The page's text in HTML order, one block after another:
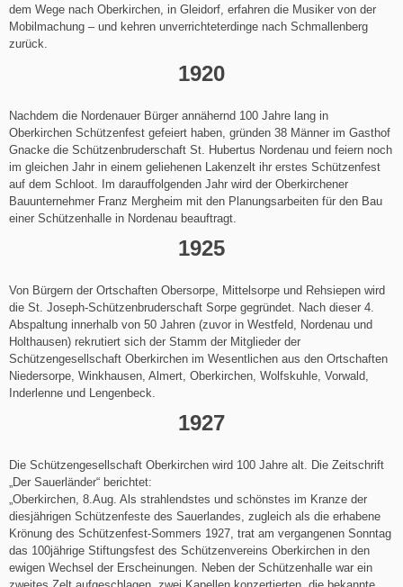
dem Wege nach Oberkirchen, in Gleidorf, erfahren die Musiker von der
Mobilmachung – und kehren unverrichteterdinge nach Schmallenberg
zurück.
1920
Nachdem die Nordenauer Bürger annähernd 100 Jahre lang in
Oberkirchen Schützenfest gefeiert haben, gründen 38 Männer im Gasthof
Gnacke die Schützenbruderschaft St. Hubertus Nordenau und feiern noch
im gleichen Jahr in einem geliehenen Lakenzelt ihr erstes Schützenfest
auf dem Schloot. Im darauffolgenden Jahr wird der Oberkirchener
Bauunternehmer Franz Mergheim mit den Planungsarbeiten für den Bau
einer Schützenhalle in Nordenau beauftragt.
1925
Von Bürgern der Ortschaften Obersorpe, Mittelsorpe und Rehsiepen wird
die St. Joseph-Schützenbruderschaft Sorpe gegründet. Nach dieser 4.
Abspaltung innerhalb von 50 Jahren (zuvor in Westfeld, Nordenau und
Holthausen) rekrutiert sich der Stamm der Mitglieder der
Schützengesellschaft Oberkirchen im Wesentlichen aus den Ortschaften
Niedersorpe, Winkhausen, Almert, Oberkirchen, Wolfskuhle, Vorwald,
Inderlenne und Lengenbeck.
1927
Die Schützengesellschaft Oberkirchen wird 100 Jahre alt. Die Zeitschrift
„Der Sauerländer“ berichtet:
„Oberkirchen, 8.Aug. Als strahlendstes und schönstes im Kranze der
diesjährigen Schützenfeste des Sauerlandes, zugleich als die erhabene
Krönung des Schützenfest-Sommers 1927, trat am vergangenen Sonntag
das 100jährige Stiftungsfest des Schützenvereins Oberkirchen in den
ewigen Wechsel der Erscheinungen. Neben der Schützenhalle war ein